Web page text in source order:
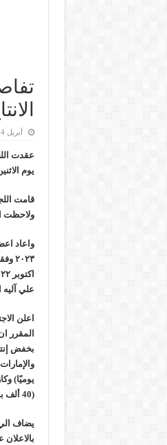
الانتاج رقم
أبريل 4, 2023
عقدت
يوم الاثنين ٣ ابريل
ولاحظت
واعاد
علي
(40 ألف برميل يوميًا) والجابون (ثمانية آلاف برميل يوميًا).